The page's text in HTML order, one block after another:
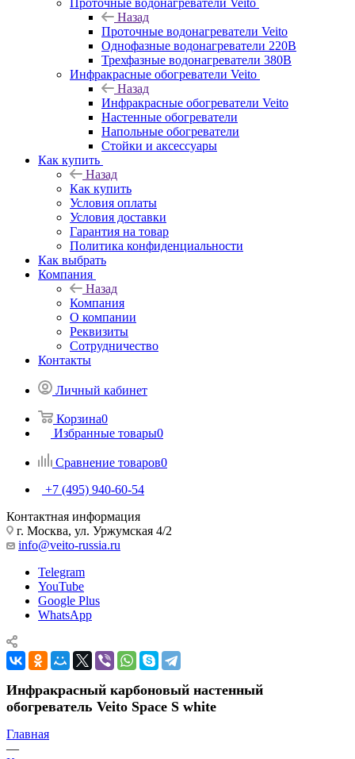
Проточные водонагреватели Veito
Назад
Проточные водонагреватели Veito
Однофазные водонагреватели 220В
Трехфазные водонагреватели 380В
Инфракрасные обогреватели Veito
Назад
Инфракрасные обогреватели Veito
Настенные обогреватели
Напольные обогреватели
Стойки и аксессуары
Как купить
Назад
Как купить
Условия оплаты
Условия доставки
Гарантия на товар
Политика конфиденциальности
Как выбрать
Компания
Назад
Компания
О компании
Реквизиты
Сотрудничество
Контакты
Личный кабинет
Корзина0
Избранные товары0
Сравнение товаров0
+7 (495) 940-60-54
Контактная информация
г. Москва, ул. Уржумская 4/2
info@veito-russia.ru
Telegram
YouTube
Google Plus
WhatsApp
Инфракрасный карбоновый настенный
обогреватель Veito Space S white
Главная
—